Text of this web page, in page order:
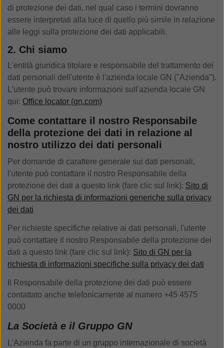
di protezione dei dati, nel qual caso i termini dovranno
essere interpretati alla luce di quello più simile in relazione
alle leggi sulla protezione dei dati applicabili.
2. Chi siamo
L'entità giuridica titolare e responsabile del trattamento dei
dati personali dell'utente è l'azienda locale GN ("Azienda").
L'utente può trovare informazioni sull'azienda locale GN
qui: Office locator (gn.com)
Come contattare il nostro Responsabile
della protezione dei dati in relazione al
nostro utilizzo dei dati personali
Per domande di carattere generale sui dati personali,
l'utente può contattare il nostro Responsabile della
protezione dei dati a questo link (fare clic sul link): Sito di
GN per la richiesta di informazioni generiche sulla privacy
dei dati
Per richieste specifiche relative ai dati personali, l'utente
può contattare il nostro Responsabile della protezione dei
dati a questo link (fare clic sul link): Sito di GN per la
richiesta di informazioni specifiche sulla privacy dei dati
Il Responsabile della protezione dei dati può essere
contattato anche telefonicamente al numero +45 4575
0000
La Società e il Gruppo GN
L'Azienda fa parte di un gruppo internazionale di società